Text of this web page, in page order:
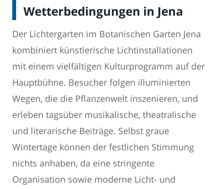
Wetterbedingungen in Jena
Der Lichtergarten im Botanischen Garten Jena
kombiniert künstlerische Lichtinstallationen
mit einem vielfältigen Kulturprogramm auf der
Hauptbühne. Besucher folgen illuminierten
Wegen, die die Pflanzenwelt inszenieren, und
erleben tagsüber musikalische, theatralische
und literarische Beiträge. Selbst graue
Wintertage können der festlichen Stimmung
nichts anhaben, da eine stringente
Organisation sowie moderne Licht- und